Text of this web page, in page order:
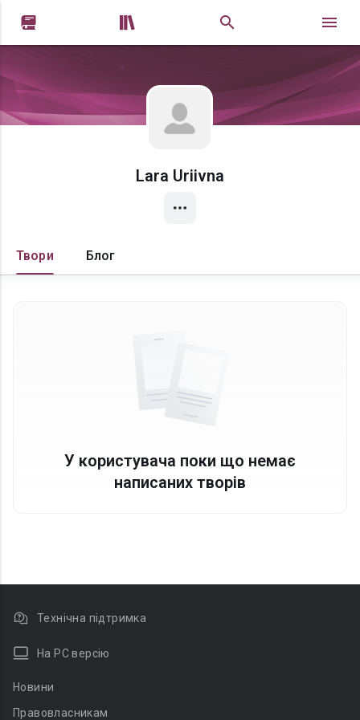
 
Lara Uriivna
Твори Блог
У користувача поки що немає
написаних творів
Технічна підтримка
На PC версію
Новини
Правовласникам